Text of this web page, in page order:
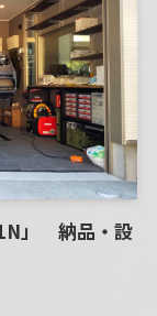
」 納品・設